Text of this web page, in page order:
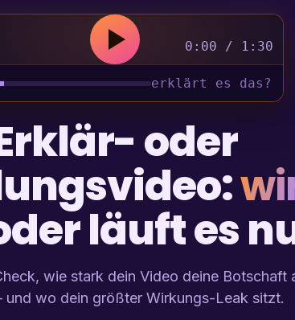
0:00 / 1:30
erklärt es das?
oder
läuft es
wie stark dein Video deine Botschaft
wo dein größter Wirkungs-Leak sitzt.